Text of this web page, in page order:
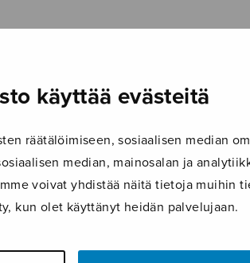
käyttää evästeitä
räätälöimiseen, sosiaalisen median
median, mainosalan ja
voivat yhdistää näitä tietoja muihin
kun olet käyttänyt heidän palvelujaan.